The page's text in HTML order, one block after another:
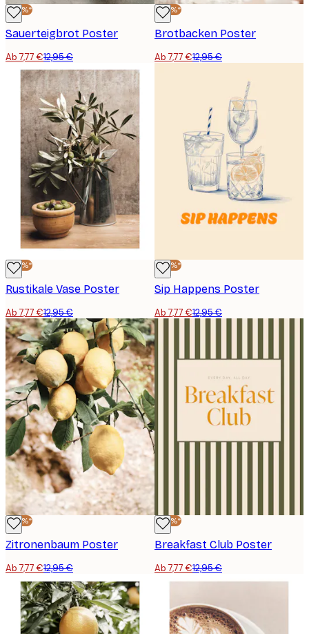
-40%*
Sauerteigbrot Poster
Ab 7,77 €12,95 €
-40%*
Brotbacken Poster
Ab 7,77 €12,95 €
-40%*
Rustikale Vase Poster
Ab 7,77 €12,95 €
-40%*
Sip Happens Poster
Ab 7,77 €12,95 €
-40%*
Zitronenbaum Poster
Ab 7,77 €12,95 €
-40%*
Breakfast Club Poster
Ab 7,77 €12,95 €